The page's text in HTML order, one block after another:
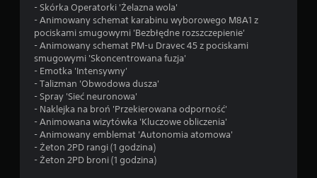
- Skórka Operatorki 'Żelazna wola'
- Animowany schemat karabinu wyborowego M8A1 z
pociskami smugowymi 'Bezbłędne rozszczepienie'
- Animowany schemat PM-u Dravec 45 z pociskami
smugowymi 'Skoncentrowana fuzja'
- Emotka 'Intensywny'
- Talizman 'Obwodowa dusza'
- Spray 'Sieć neuronowa'
- Naklejka na broń 'Przekierowana odporność'
- Animowana wizytówka 'Kluczowe obliczenia'
- Animowany emblemat 'Autonomia atomowa'
- Żeton 2PD rangi (1 godzina)
- Żeton 2PD broni (1 godzina)